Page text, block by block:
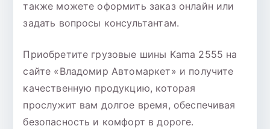
также можете оформить заказ онлайн или
задать вопросы консультантам.
Приобретите грузовые шины Kama 2555 на
сайте «Владомир Автомаркет» и получите
качественную продукцию, которая
прослужит вам долгое время, обеспечивая
безопасность и комфорт в дороге.